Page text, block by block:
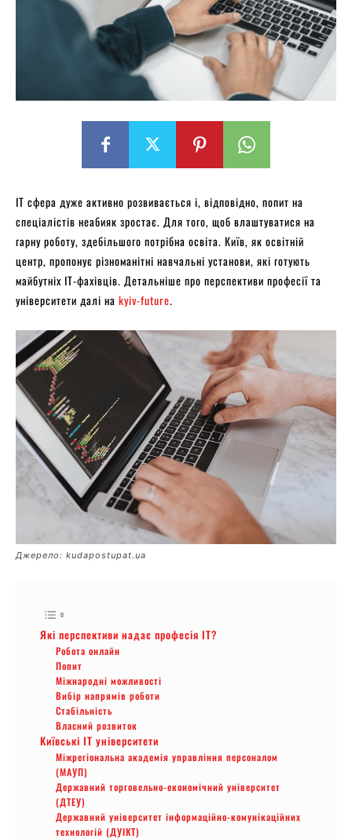
IT сфера дуже активно розвивається і, відповідно, попит на
спеціалістів неабияк зростає. Для того, щоб влаштуватися на
гарну роботу, здебільшого потрібна освіта. Київ, як освітній
центр, пропонує різноманітні навчальні установи, які готують
майбутніх IT-фахівців. Детальніше про перспективи професії та
університети далі на kyiv-future.
Джерело: kudapostupat.ua
Які перспективи надає професія IT?
Робота онлайн
Попит
Міжнародні можливості
Вибір напрямів роботи
Стабільність
Власний розвиток
Київські IT університети
Міжрегіональна академія управління персоналом
(МАУП)
Державний торговельно-економічний університет
(ДТЕУ)
Державний університет інформаційно-комунікаційних
технологій (ДУІКТ)